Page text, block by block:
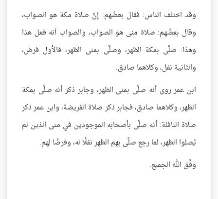
وقد اختلف الناس: فقال بعضُهم: إنَّ صلاة مكة هو الصواب،
وقال بعضُهم: صلاة منى هو الصواب، والصواب أنه فعل هذا
وهذا: صلَّى بمكة الظهر، وصلَّى بمنى الظهر، فالأول فرض،
والثانية نفل، وكلاهما صادق.
ابن عمر روى أنه صلَّى بمنى الظهر، وجابر ذكر أنه صلَّى بمكة
الظهر، وكلاهما صادق، فجابر ذكر صلاة الفريضة، وابن عمر ذكر
صلاة النافلة: أنه صلَّى بأصحابه الموجودين في منى الذين لم
يُصلوا الظهر، لما رجع صلَّى بهم الظهر نفلًا له، وفرضًا لهم.
وفَّق الله الجميع.